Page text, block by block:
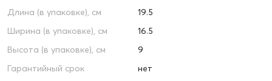
Длина (в упаковке), см
19.5
Ширина (в упаковке), см
16.5
Высота (в упаковке), см
9
Гарантийный срок
нет